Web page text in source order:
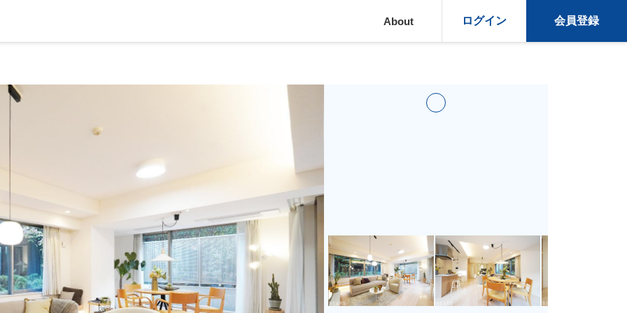
About ログイン 会員登録